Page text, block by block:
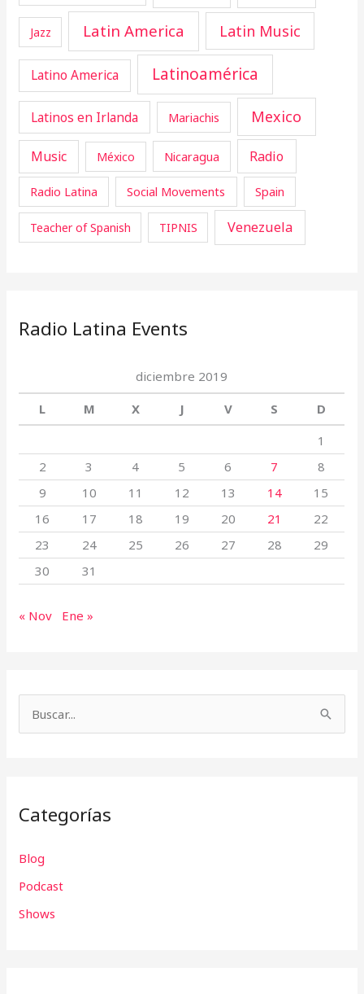
Jazz Latin America Latin Music
Latino America Latinoamérica
Latinos en Irlanda Mariachis Mexico
Music México Nicaragua Radio
Radio Latina Social Movements Spain
Teacher of Spanish TIPNIS Venezuela
Radio Latina Events
diciembre 2019
L
M X J V S
D
1
2
3 4 5 6 7
8
9
10 11 12 13 14
15
16
17 18 19 20 21
22
23
24 25 26 27 28
29
30
31
« Nov Ene »
a
p
o
r
Categorías
Blog
Podcast
Shows